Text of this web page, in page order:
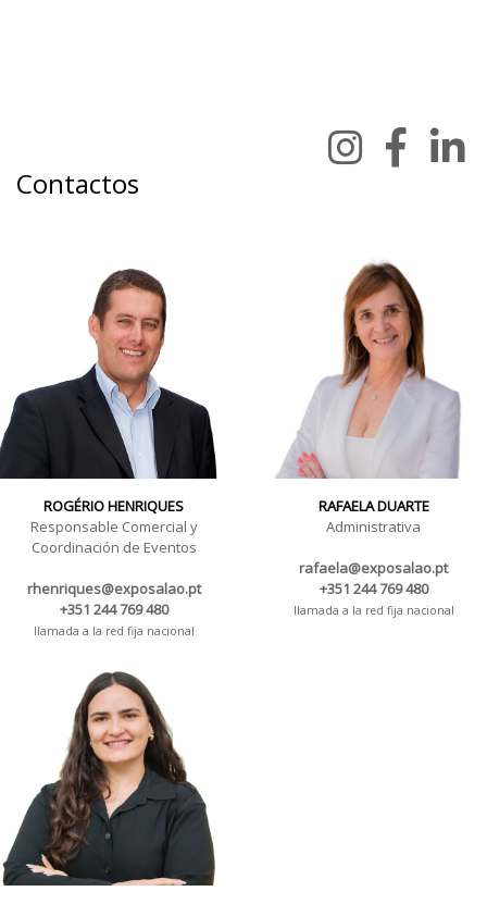
Contactos
ROGÉRIO HENRIQUES
Responsable Comercial y
Coordinación de Eventos
rhenriques@exposalao.pt
+351 244 769 480
llamada a la red fija nacional
RAFAELA DUARTE
Administrativa
rafaela@exposalao.pt
+351 244 769 480
llamada a la red fija nacional